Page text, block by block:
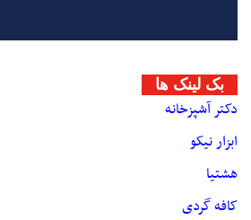
بک لینک ها
دکتر آشپزخانه
ابزار نیکو
هشتیا
کافه گردی